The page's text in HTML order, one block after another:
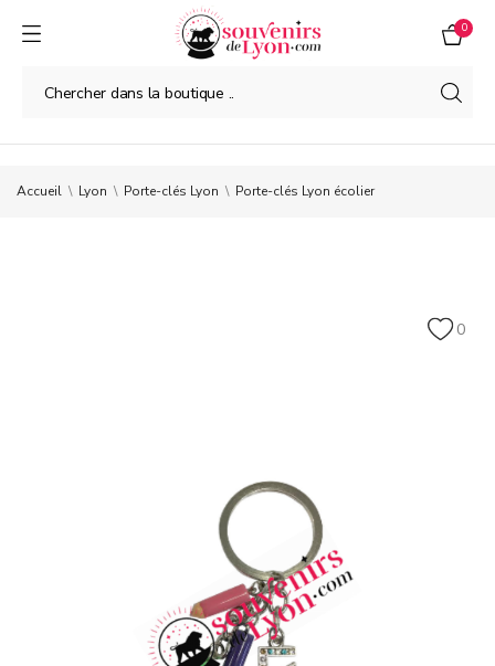
0
Accueil Lyon Porte-clés Lyon Porte-clés Lyon écolier
0